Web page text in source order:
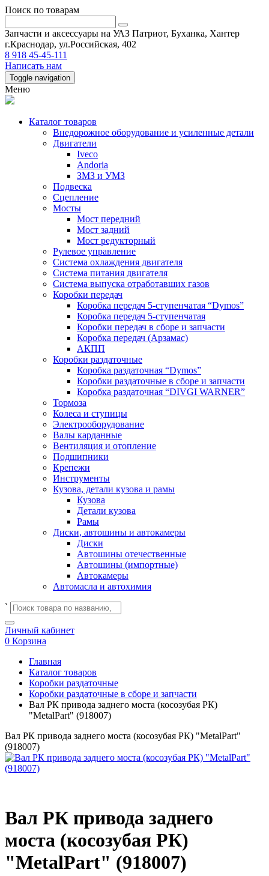
Поиск по товарам
Запчасти и аксессуары на УАЗ Патриот, Буханка, Хантер
г.Краснодар, ул.Российская, 402
8 918 45-45-111
Написать нам
Toggle navigation
Меню
Каталог товаров
Внедорожное оборудование и усиленные детали
Двигатели
Iveco
Andoria
ЗМЗ и УМЗ
Подвеска
Сцепление
Мосты
Мост передний
Мост задний
Мост редукторный
Рулевое управление
Система охлаждения двигателя
Система питания двигателя
Система выпуска отработавших газов
Коробки передач
Коробка передач 5-ступенчатая “Dymos”
Коробка передач 5-ступенчатая
Коробки передач в сборе и запчасти
Коробка передач (Арзамас)
АКПП
Коробки раздаточные
Коробка раздаточная “Dymos”
Коробки раздаточные в сборе и запчасти
Коробка раздаточная “DIVGI WARNER”
Тормоза
Колеса и ступицы
Электрооборудование
Валы карданные
Вентиляция и отопление
Подшипники
Крепежи
Инструменты
Кузова, детали кузова и рамы
Кузова
Детали кузова
Рамы
Диски, автошины и автокамеры
Диски
Автошины отечественные
Автошины (импортные)
Автокамеры
Автомасла и автохимия
`
Личный кабинет
0 Корзина
Главная
Каталог товаров
Коробки раздаточные
Коробки раздаточные в сборе и запчасти
Вал РК привода заднего моста (косозубая РК)
"MetalPart" (918007)
Вал РК привода заднего моста (косозубая РК) "MetalPart"
(918007)
Вал РК привода заднего
моста (косозубая РК)
"MetalPart" (918007)